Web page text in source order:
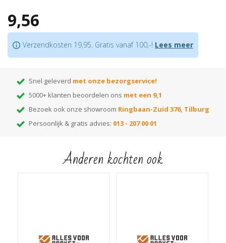
niet nodig is
Bijpassende profielenin hetzelfde decor verkrijgbaar
Je bevestigt deze plint metlijmof eenonzichtbaar clipsysteem
Let op:houd rekening met +/- 5% snijverlies tijdens montage.
9,56
Verzendkosten 19,95. Gratis vanaf 100,-! Lees meer
Snel geleverd met onze bezorgservice!
5000+ klanten beoordelen ons met een 9,1
Bezoek ook onze showroom Ringbaan-Zuid 376, Tilburg
Persoonlijk & gratis advies: 013 - 207 00 01
Anderen kochten ook